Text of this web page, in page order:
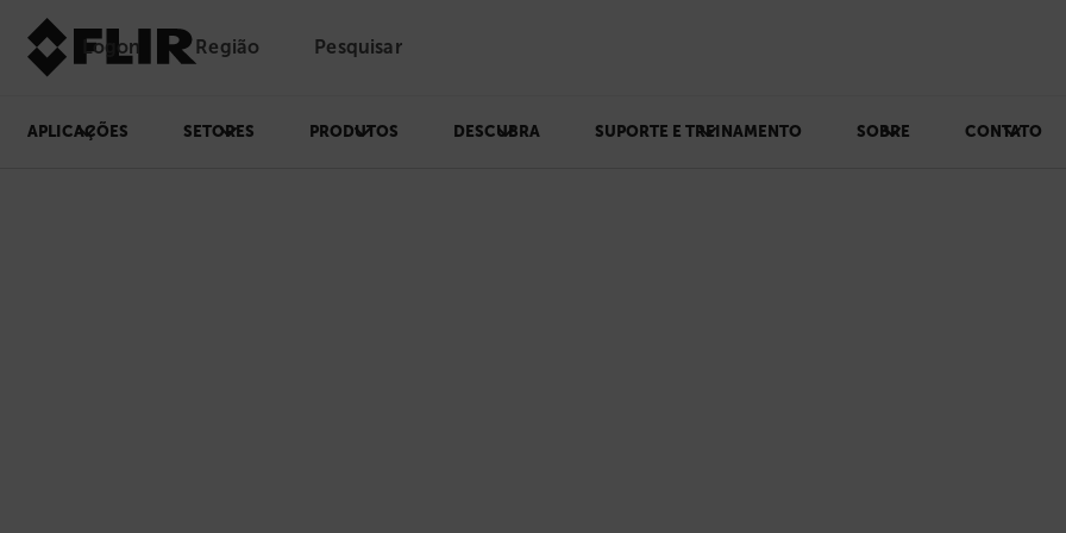
Logon Região Pesquisar
APLICAÇÕES SETORES PRODUTOS DESCUBRA SUPORTE E TREINAMENTO SOBRE CONTATO